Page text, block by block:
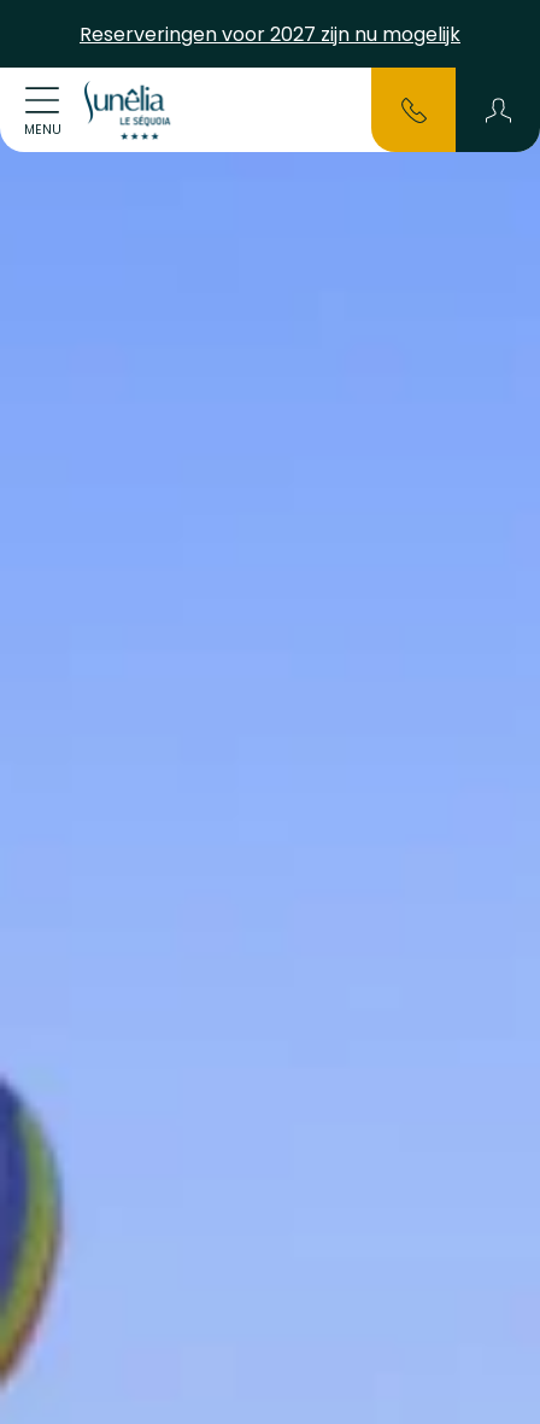
Reserveringen voor 2027 zijn nu mogelijk
MENU